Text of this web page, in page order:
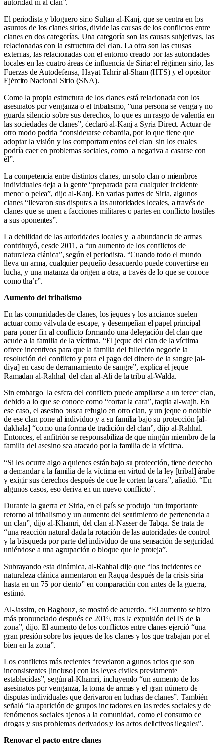
autoridad ni al clan”.
El periodista y bloguero sirio Sultan al-Kanj, que se centra en los
asuntos de los clanes sirios, divide las causas de los conflictos entre
clanes en dos categorías. Una categoría son las causas subjetivas, las
relacionadas con la estructura del clan. La otra son las causas
externas, las relacionadas con el entorno creado por las autoridades
locales en las cuatro áreas de influencia de Siria: el régimen sirio, las
Fuerzas de Autodefensa, Hayat Tahrir al-Sham (HTS) y el opositor
Ejército Nacional Sirio (SNA).
Como la propia estructura de los clanes está relacionada con los
asesinatos por venganza o el tribalismo, “una persona se venga y no
guarda silencio sobre sus derechos, lo que es un rasgo de valentía en
las sociedades de clanes”, declaró al-Kanj a Syria Direct. Actuar de
otro modo podría “considerarse cobardía, por lo que tiene que
adoptar la visión y los comportamientos del clan, sin los cuales
podría caer en problemas sociales, como la negativa a casarse con
él”.
La competencia entre distintos clanes, un solo clan o miembros
individuales deja a la gente “preparada para cualquier incidente
menor o pelea”, dijo al-Kanj. En varias partes de Siria, algunos
clanes “llevaron sus disputas a las autoridades locales, a través de
clanes que se unen a facciones militares o partes en conflicto hostiles
a sus oponentes”.
La debilidad de las autoridades locales y la abundancia de armas
contribuyó, desde 2011, a “un aumento de los conflictos de
naturaleza clánica”, según el periodista. “Cuando todo el mundo
lleva un arma, cualquier pequeño desacuerdo puede convertirse en
lucha, y una matanza da origen a otra, a través de lo que se conoce
como tha’r”.
Aumento del tribalismo
En las comunidades de clanes, los jeques y los ancianos suelen
actuar como válvula de escape, y desempeñan el papel principal
para poner fin al conflicto formando una delegación del clan que
acude a la familia de la víctima. “El jeque del clan de la víctima
ofrece incentivos para que la familia del fallecido negocie la
resolución del conflicto y para el pago del dinero de la sangre [al-
diya] en caso de derramamiento de sangre”, explica el jeque
Ramadan al-Rahhal, del clan al-Ali de la tribu al-Walda.
Sin embargo, la esfera del conflicto puede ampliarse a un tercer clan,
debido a lo que se conoce como “cortar la cara”, taqtia al-wajh. En
ese caso, el asesino busca refugio en otro clan, y un jeque o notable
de ese clan pone al individuo y a su familia bajo su protección [al-
dakhala] “como una forma de tradición del clan”, dijo al-Rahhal.
Entonces, el anfitrión se responsabiliza de que ningún miembro de la
familia del asesino sea atacado por la familia de la víctima.
“Si les ocurre algo a quienes están bajo su protección, tiene derecho
a demandar a la familia de la víctima en virtud de la ley [tribal] árabe
y exigir sus derechos después de que le corten la cara”, añadió. “En
algunos casos, eso deriva en un nuevo conflicto”.
Durante la guerra en Siria, en el país se produjo “un importante
retorno al tribalismo y un aumento del sentimiento de pertenencia a
un clan”, dijo al-Khamri, del clan al-Nasser de Tabqa. Se trata de
“una reacción natural dada la rotación de las autoridades de control
y la búsqueda por parte del individuo de una sensación de seguridad
uniéndose a una agrupación o bloque que le proteja”.
Subrayando esta dinámica, al-Rahhal dijo que “los incidentes de
naturaleza clánica aumentaron en Raqqa después de la crisis siria
hasta en un 75 por ciento” en comparación con antes de la guerra,
estimó.
Al-Jassim, en Baghouz, se mostró de acuerdo. “El aumento se hizo
más pronunciado después de 2019, tras la expulsión del IS de la
zona”, dijo. El aumento de los conflictos entre clanes ejerció “una
gran presión sobre los jeques de los clanes y los que trabajan por el
bien en la zona”.
Los conflictos más recientes “revelaron algunos actos que son
inconsistentes [incluso] con las leyes civiles previamente
establecidas”, según al-Khamri, incluyendo “un aumento de los
asesinatos por venganza, la toma de armas y el gran número de
disputas individuales que derivaron en luchas de clanes”. También
señaló “la aparición de grupos incitadores en las redes sociales y de
fenómenos sociales ajenos a la comunidad, como el consumo de
drogas y sus problemas derivados y los actos delictivos ilegales”.
Renovar el pacto entre clanes